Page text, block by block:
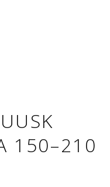
150–210